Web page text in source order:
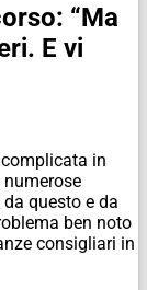
“Ma
E vi
in
questo e da
ben noto
consigliari in